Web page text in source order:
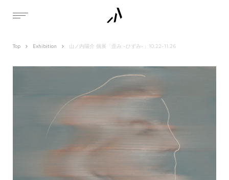
Top Exhibition 山ノ内陽介 個展「歪み -ひずみ-」10.22-11.26